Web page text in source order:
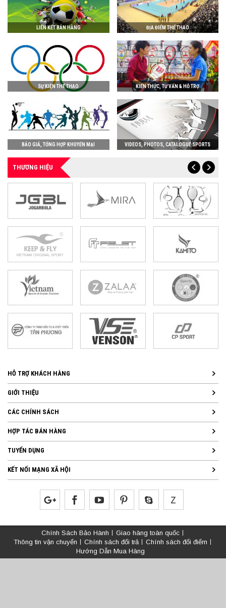
LIÊN KẾT BÁN HÀNG ĐỊA ĐIỂM THỂ THAO
SỰ KIỆN THỂ THAO KIẾN THỨC, TƯ VẤN & HỖ TRỢ
BÁO GIÁ, TỔNG HỢP KHUYẾN MẠI VIDEOS, PHOTOS, CATALOGUE SPORTS
THƯƠNG HIỆU
HỖ TRỢ KHÁCH HÀNG
GIỚI THIỆU
CÁC CHÍNH SÁCH
HỢP TÁC BÁN HÀNG
TUYỂN DỤNG
KẾT NỐI MẠNG XÃ HỘI
Chính Sách Bảo Hành
Giao hàng toàn quốc
Thông tin vận chuyển
Chính sách đổi trả
Chính sách đổi điểm
Hướng Dẫn Mua Hàng